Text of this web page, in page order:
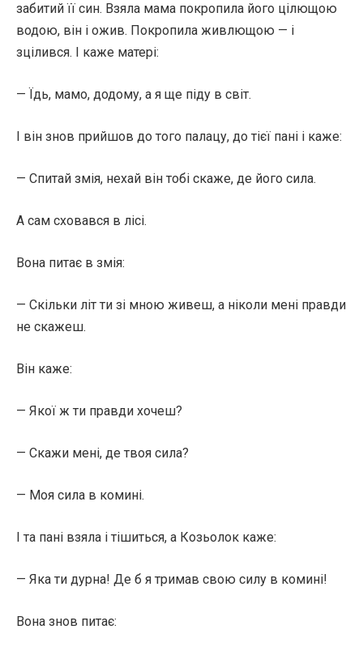
забитий її син. Взяла мама покропила його цілющою
водою, він і ожив. Покропила живлющою — і
зцілився. І каже матері:
— Їдь, мамо, додому, а я ще піду в світ.
І він знов прийшов до того палацу, до тієї пані і каже:
— Спитай змія, нехай він тобі скаже, де його сила.
А сам сховався в лісі.
Вона питає в змія:
— Скільки літ ти зі мною живеш, а ніколи мені правди
не скажеш.
Він каже:
— Якої ж ти правди хочеш?
— Скажи мені, де твоя сила?
— Моя сила в комині.
І та пані взяла і тішиться, а Козьолок каже:
— Яка ти дурна! Де б я тримав свою силу в комині!
Вона знов питає: